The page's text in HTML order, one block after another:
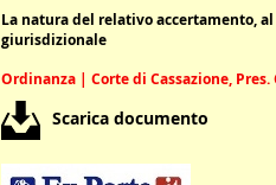
La natura del relativo accertamento,
giurisdizionale
Ordinanza | Corte di Cassazione,
Scarica documento